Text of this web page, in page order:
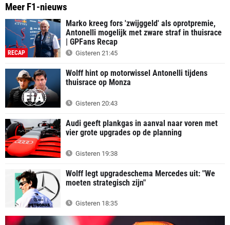
Meer F1-nieuws
RECAP
Marko kreeg fors 'zwijggeld' als oprotpremie,
Antonelli mogelijk met zware straf in thuisrace
| GPFans Recap
Gisteren 21:45
Wolff hint op motorwissel Antonelli tijdens
thuisrace op Monza
Gisteren 20:43
Audi geeft plankgas in aanval naar voren met
vier grote upgrades op de planning
Gisteren 19:38
Wolff legt upgradeschema Mercedes uit: "We
moeten strategisch zijn"
Gisteren 18:35